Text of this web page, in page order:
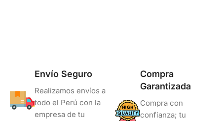
Envío Seguro
Realizamos envíos a
todo el Perú con la
empresa de tu
Compra
Garantizada
Compra con
confianza; tu